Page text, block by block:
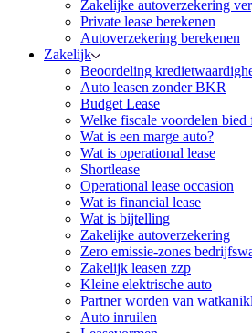
Zakelijke autoverzekering
Private lease berekenen
Autoverzekering berekenen
Zakelijk
Beoordeling
Auto leasen zonder BKR
Budget Lease
Welke fiscale voordelen bied
Wat is een marge auto?
Wat is operational lease
Shortlease
Operational lease occasion
Wat is financial lease
Wat is bijtelling
Zakelijke autoverzekering
Zero emissie-zones
Zakelijk leasen zzp
Kleine elektrische auto
Partner worden van
Auto inruilen